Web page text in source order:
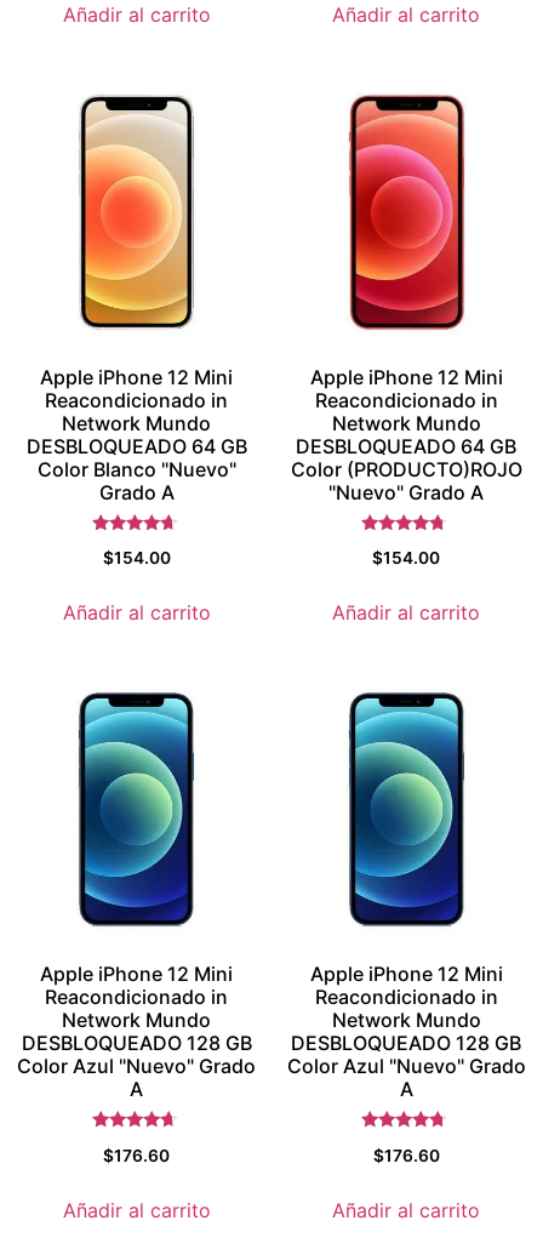
Añadir al carrito Añadir al carrito
Apple iPhone 12 Mini
Reacondicionado in
Network Mundo
DESBLOQUEADO 64 GB
Color Blanco "Nuevo"
Grado A
Valorado
con
$154.00
Añadir al carrito
Apple iPhone 12 Mini
Reacondicionado in
Network Mundo
DESBLOQUEADO 64 GB
Color (PRODUCTO)ROJO
"Nuevo" Grado A
Valorado
con
$154.00
Añadir al carrito
Apple iPhone 12 Mini
Reacondicionado in
Network Mundo
DESBLOQUEADO 128 GB
Color Azul "Nuevo" Grado
A
con
$176.60
Añadir al carrito
Apple iPhone 12 Mini
Reacondicionado in
Network Mundo
DESBLOQUEADO 128 GB
Color Azul "Nuevo" Grado
A
con
$176.60
Añadir al carrito